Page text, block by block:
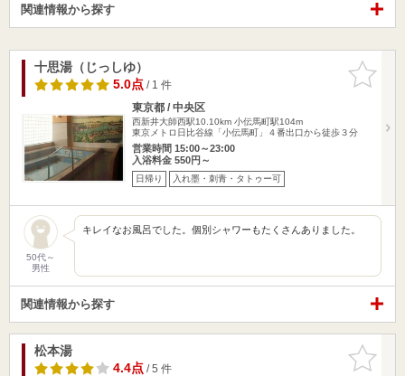
関連情報から探す
お気に入
りに追加
十思湯（じっしゆ）
5.0点/ 1 件
東京都 / 中央区
西新井大師西駅10.10km 小伝馬町駅104m
東京メトロ日比谷線「小伝馬町」４番出口から徒歩３分
営業時間 15:00～23:00
入浴料金 550円～
日帰り 入れ墨・刺青・タトゥー可
50代～
男性
キレイなお風呂でした。個別シャワーもたくさんありました。
関連情報から探す
お気に入
りに追加
松本湯
4.4点/ 5 件